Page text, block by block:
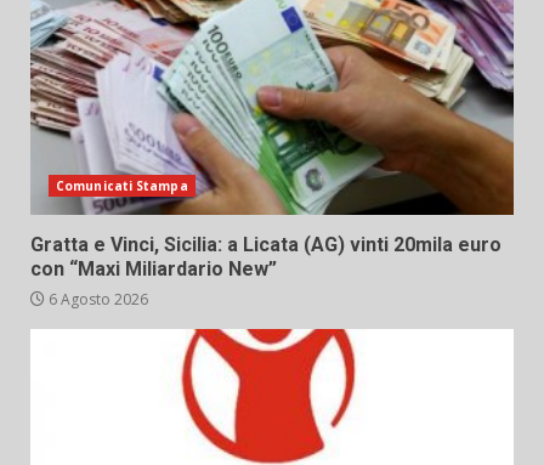
Comunicati Stampa
Gratta e Vinci, Sicilia: a Licata (AG) vinti 20mila euro
con “Maxi Miliardario New”
6 Agosto 2026